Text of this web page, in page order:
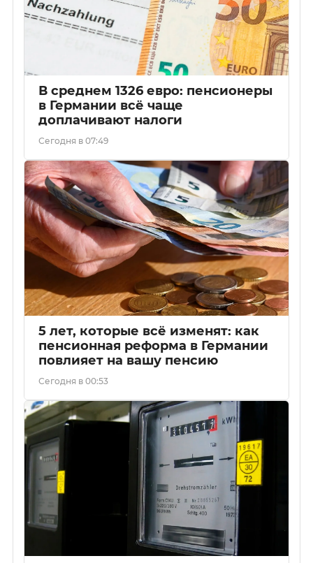
В среднем 1326 евро: пенсионеры
в Германии всё чаще
доплачивают налоги
Сегодня в 07:49
5 лет, которые всё изменят: как
пенсионная реформа в Германии
повлияет на вашу пенсию
Сегодня в 00:53